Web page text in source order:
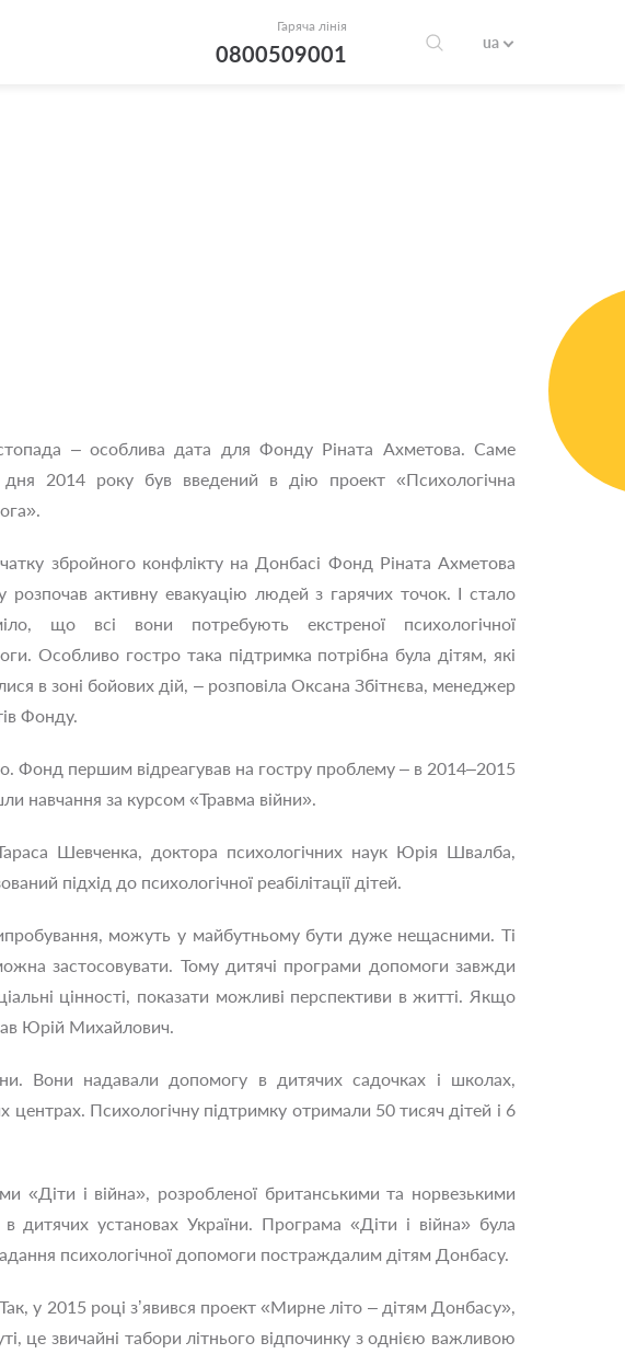
Гаряча лінія
0800509001 ua
– особлива дата для Фонду Ріната Ахметова. Саме
дня 2014 року був введений в дію проект «Психологічна
збройного конфлікту на Донбасі Фонд Ріната Ахметова
розпочав активну евакуацію людей з гарячих точок. І стало
що всі вони потребують екстреної психологічної
Особливо гостро така підтримка потрібна була дітям, які
в зоні бойових дій, – розповіла Оксана Збітнєва, менеджер
Фонду.
Фонд першим відреагував на гостру проблему – в 2014–2015
навчання за курсом «Травма війни».
Шевченка, доктора психологічних наук Юрія Швалба,
підхід до психологічної реабілітації дітей.
можуть у майбутньому бути дуже нещасними. Ті
застосовувати. Тому дитячі програми допомоги завжди
цінності, показати можливі перспективи в житті. Якщо
Юрій Михайлович.
Вони надавали допомогу в дитячих садочках і школах,
центрах. Психологічну підтримку отримали 50 тисяч дітей і 6
«Діти і війна», розробленої британськими та норвезькими
установах України. Програма «Діти і війна» була
психологічної допомоги постраждалим дітям Донбасу.
у 2015 році з’явився проект «Мирне літо – дітям Донбасу»,
це звичайні табори літнього відпочинку з однією важливою